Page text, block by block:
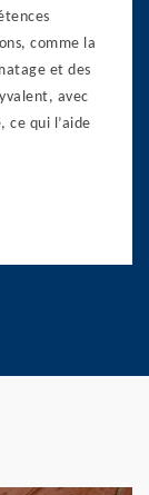
comme la
et des
avec
ce qui l’aide